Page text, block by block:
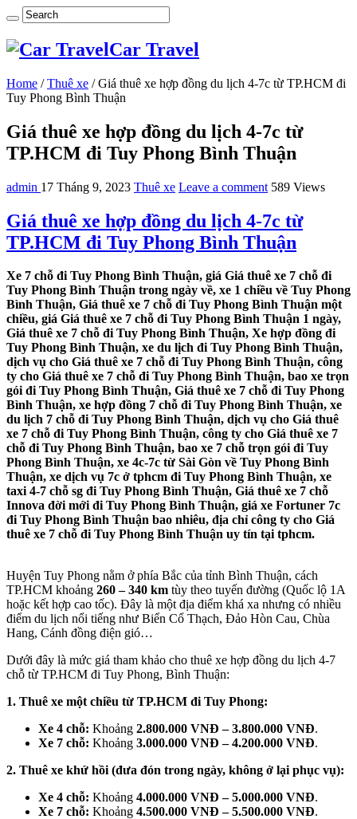
Car Travel
Home / Thuê xe / Giá thuê xe hợp đồng du lịch 4-7c từ TP.HCM đi
Tuy Phong Bình Thuận
Giá thuê xe hợp đồng du lịch 4-7c từ
TP.HCM đi Tuy Phong Bình Thuận
admin 17 Tháng 9, 2023 Thuê xe Leave a comment 589 Views
Giá thuê xe hợp đồng du lịch 4-7c từ
TP.HCM đi Tuy Phong Bình Thuận
Xe 7 chỗ đi Tuy Phong Bình Thuận, giá Giá thuê xe 7 chỗ đi
Tuy Phong Bình Thuận trong ngày về, xe 1 chiều về Tuy Phong
Bình Thuận, Giá thuê xe 7 chỗ đi Tuy Phong Bình Thuận một
chiều, giá Giá thuê xe 7 chỗ đi Tuy Phong Bình Thuận 1 ngày,
Giá thuê xe 7 chỗ đi Tuy Phong Bình Thuận, Xe hợp đồng đi
Tuy Phong Bình Thuận, xe du lịch đi Tuy Phong Bình Thuận,
dịch vụ cho Giá thuê xe 7 chỗ đi Tuy Phong Bình Thuận, công
ty cho Giá thuê xe 7 chỗ đi Tuy Phong Bình Thuận, bao xe trọn
gói đi Tuy Phong Bình Thuận, Giá thuê xe 7 chỗ đi Tuy Phong
Bình Thuận, xe hợp đồng 7 chỗ đi Tuy Phong Bình Thuận, xe
du lịch 7 chỗ đi Tuy Phong Bình Thuận, dịch vụ cho Giá thuê
xe 7 chỗ đi Tuy Phong Bình Thuận, công ty cho Giá thuê xe 7
chỗ đi Tuy Phong Bình Thuận, bao xe 7 chỗ trọn gói đi Tuy
Phong Bình Thuận, xe 4c-7c từ Sài Gòn về Tuy Phong Bình
Thuận, xe dịch vụ 7c ở tphcm đi Tuy Phong Bình Thuận, xe
taxi 4-7 chỗ sg đi Tuy Phong Bình Thuận, Giá thuê xe 7 chỗ
Innova đời mới đi Tuy Phong Bình Thuận, giá xe Fortuner 7c
đi Tuy Phong Bình Thuận bao nhiêu, địa chỉ công ty cho Giá
thuê xe 7 chỗ đi Tuy Phong Bình Thuận uy tín tại tphcm.
Huyện Tuy Phong nằm ở phía Bắc của tỉnh Bình Thuận, cách
TP.HCM khoảng 260 – 340 km tùy theo tuyến đường (Quốc lộ 1A
hoặc kết hợp cao tốc). Đây là một địa điểm khá xa nhưng có nhiều
điểm du lịch nổi tiếng như Biển Cổ Thạch, Đảo Hòn Cau, Chùa
Hang, Cánh đồng điện gió…
Dưới đây là mức giá tham khảo cho thuê xe hợp đồng du lịch 4-7
chỗ từ TP.HCM đi Tuy Phong, Bình Thuận:
1. Thuê xe một chiều từ TP.HCM đi Tuy Phong:
Xe 4 chỗ: Khoảng 2.800.000 VNĐ – 3.800.000 VNĐ.
Xe 7 chỗ: Khoảng 3.000.000 VNĐ – 4.200.000 VNĐ.
2. Thuê xe khứ hồi (đưa đón trong ngày, không ở lại phục vụ):
Xe 4 chỗ: Khoảng 4.000.000 VNĐ – 5.000.000 VNĐ.
Xe 7 chỗ: Khoảng 4.500.000 VNĐ – 5.500.000 VNĐ.